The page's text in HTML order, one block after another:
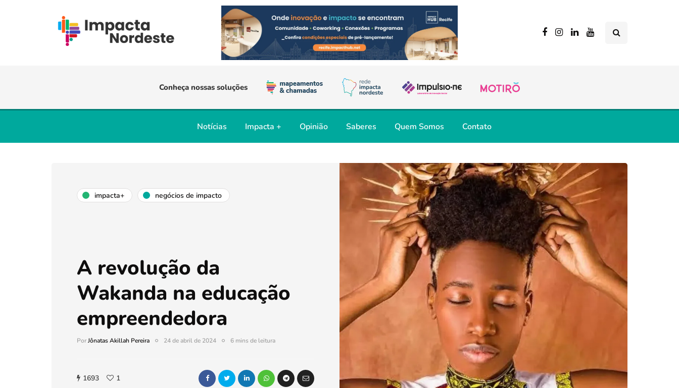
Conheça nossas soluções
Notícias Impacta + Opinião Saberes Quem Somos Contato
impacta+ negócios de impacto
A revolução da
Wakanda na educação
empreendedora
PorJônatas Akillah Pereira 24 de abril de 2024 6 mins de leitura
1693 1